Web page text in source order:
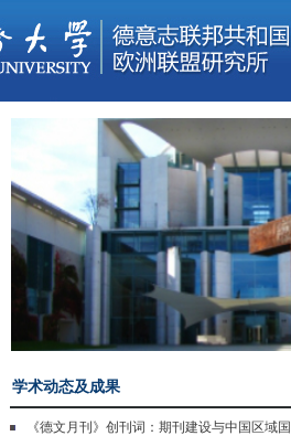
学术动态及成果
《德文月刊》创刊词：期刊建设与中国区域